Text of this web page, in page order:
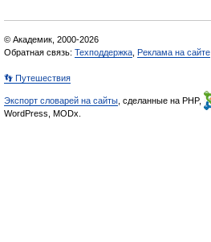
© Академик, 2000-2026
Обратная связь: Техподдержка Реклама на сайте
👣 Путешествия
Экспорт словарей на сайты , сделанные на PHP,
WordPress, MODx.